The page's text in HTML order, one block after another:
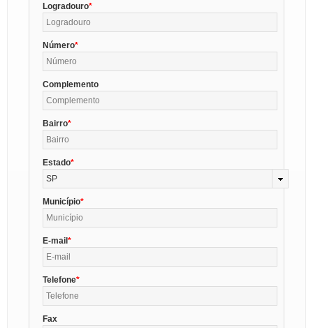
Logradouro
Número
Complemento
Bairro
Estado
SP
Município
E-mail
Telefone
Fax